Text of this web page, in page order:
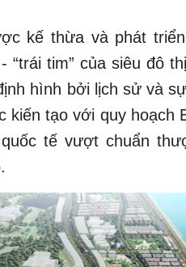
kế thừa và phát
“trái tim” của siêu đô
hình bởi lịch sử và
kiến tạo với quy hoạch
tế vượt chuẩn